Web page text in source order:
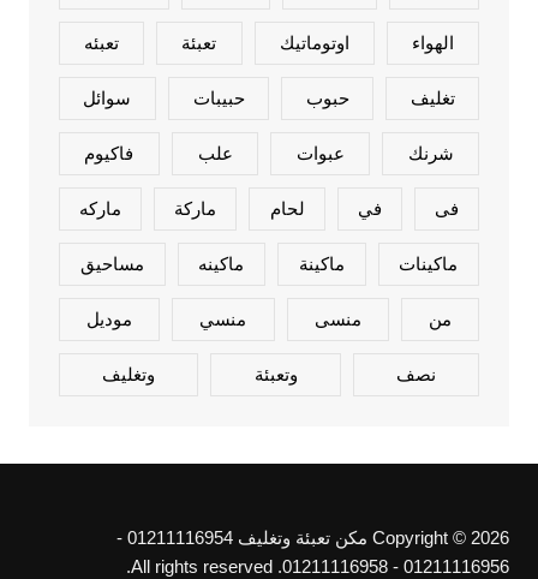
الهواء اوتوماتيك تعبئة تعبئه
تغليف حبوب حبيبات سوائل
شرنك عبوات علب فاكيوم
فى في لحام ماركة ماركه
ماكينات ماكينة ماكينه مساحيق
من منسى منسي موديل
نصف وتعبئة وتغليف
Copyright © 2026 مكن تعبئة وتغليف 01211116954 -
01211116956 - 01211116958. All rights reserved.